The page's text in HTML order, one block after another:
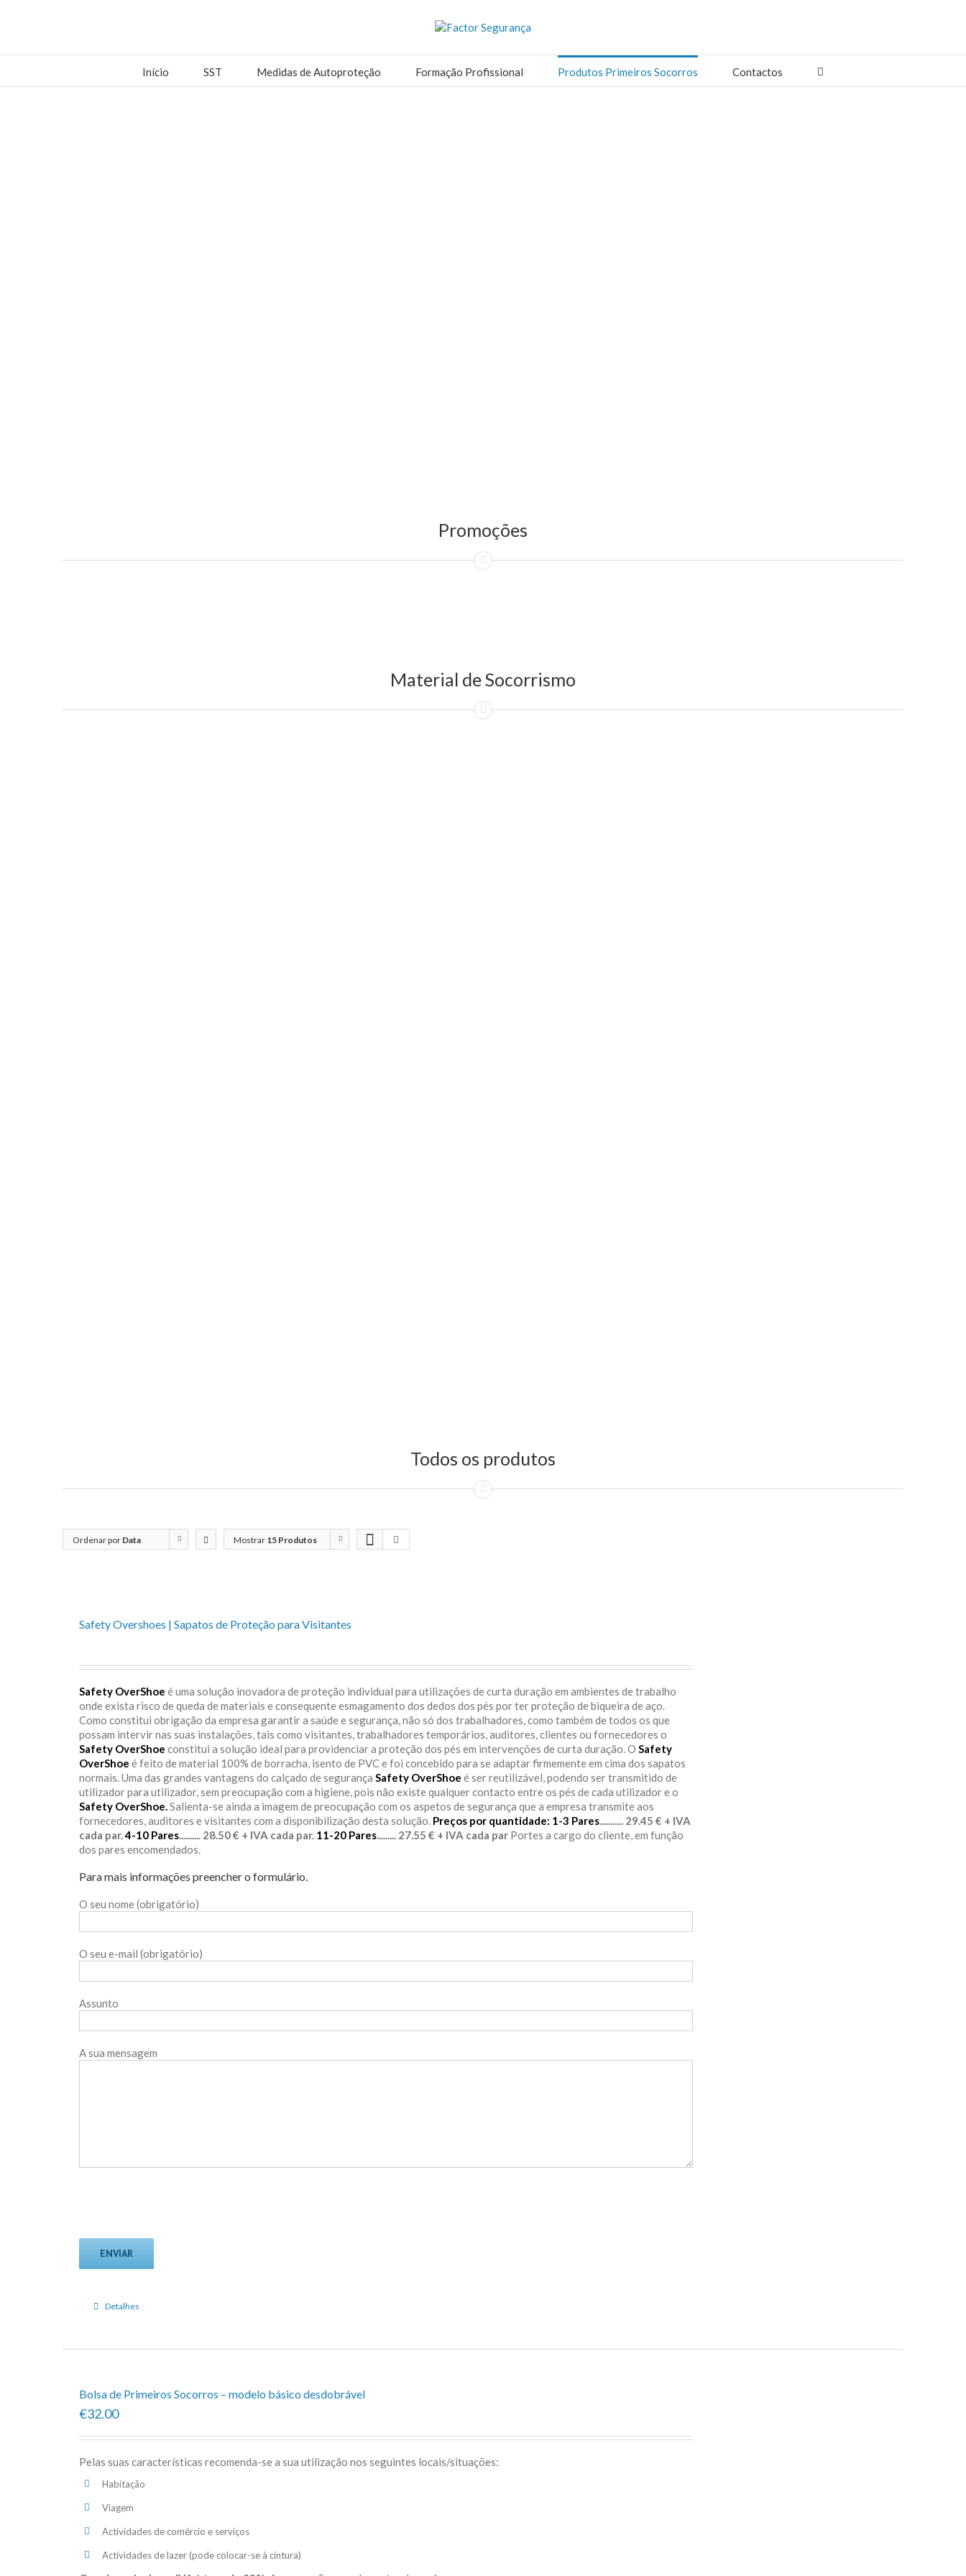
Início SST Medidas de Autoproteção Formação Profissional Produtos Primeiros Socorros Contactos
Promoções
Material de Socorrismo
Todos os produtos
Ordenar por Data Mostrar 15 Produtos
Safety Overshoes | Sapatos de Proteção para Visitantes
Safety OverShoe é uma solução inovadora de proteção individual para utilizações de curta duração em ambientes de trabalho
onde exista risco de queda de materiais e consequente esmagamento dos dedos dos pés por ter proteção de biqueira de aço.
Como constitui obrigação da empresa garantir a saúde e segurança, não só dos trabalhadores, como também de todos os que
possam intervir nas suas instalações, tais como visitantes, trabalhadores temporários, auditores, clientes ou fornecedores o
Safety OverShoe constitui a solução ideal para providenciar a proteção dos pés em intervenções de curta duração. O Safety
OverShoe é feito de material 100% de borracha, isento de PVC e foi concebido para se adaptar firmemente em cima dos sapatos
normais. Uma das grandes vantagens do calçado de segurança Safety OverShoe é ser reutilizável, podendo ser transmitido de
utilizador para utilizador, sem preocupação com a higiene, pois não existe qualquer contacto entre os pés de cada utilizador e o
Safety OverShoe. Salienta-se ainda a imagem de preocupação com os aspetos de segurança que a empresa transmite aos
fornecedores, auditores e visitantes com a disponibilização desta solução. Preços por quantidade: 1-3 Pares ........... 29.45 € + IVA
cada par. 4-10 Pares .......... 28.50 € + IVA cada par. 11-20 Pares ......... 27.55 € + IVA cada par Portes a cargo do cliente, em função
dos pares encomendados.
Para mais informações preencher o formulário.
O seu nome (obrigatório)
O seu e-mail (obrigatório)
Assunto
A sua mensagem
Detalhes
Bolsa de Primeiros Socorros – modelo básico desdobrável
€32.00
Pelas suas características recomenda-se a sua utilização nos seguintes locais/situações:
Habitação
Viagem
Actividades de comércio e serviços
Actividades de lazer (pode colocar-se à cintura)